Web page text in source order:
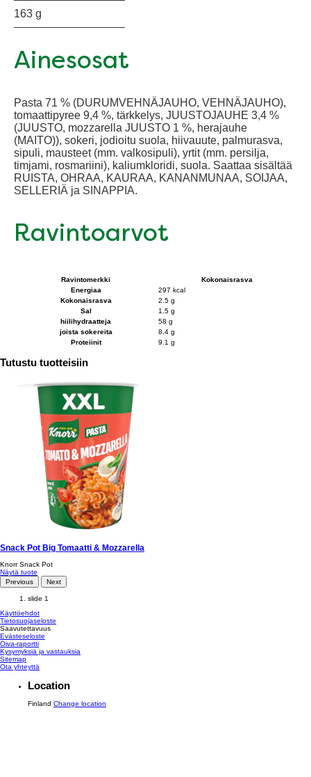
163 g
Ainesosat
Pasta 71 % (DURUMVEHNÄJAUHO, VEHNÄJAUHO),
tomaattipyree 9,4 %, tärkkelys, JUUSTOJAUHE 3,4 %
(JUUSTO, mozzarella JUUSTO 1 %, herajauhe
(MAITO)), sokeri, jodioitu suola, hiivauute, palmurasva,
sipuli, mausteet (mm. valkosipuli), yrtit (mm. persilja,
timjami, rosmariini), kaliumkloridi, suola. Saattaa sisältää
RUISTA, OHRAA, KAURAA, KANANMUNAA, SOIJAA,
SELLERIÄ ja SINAPPIA.
Ravintoarvot
Ravintomerkki
Kokonaisrasva
Energiaa
297 kcal
Kokonaisrasva
2.5 g
Sal
1.5 g
hiilihydraatteja
58 g
joista sokereita
8.4 g
Proteiinit
9.1 g
Tutustu tuotteisiin
Snack Pot Big Tomaatti & Mozzarella
Knorr Snack Pot
Näytä tuote
Previous
Next
slide 1
Käyttöehdot
Tietosuojaseloste
Saavutettavuus
Evästeseloste
Oiva-raportti
Kysymyksiä ja vastauksia
Sitemap
Ota yhteyttä
Location
Finland Change location